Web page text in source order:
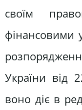
своїм
фінансовими
України
воно діє в